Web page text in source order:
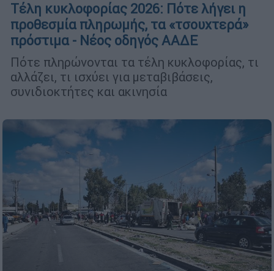
Τέλη κυκλοφορίας 2026: Πότε λήγει η
προθεσμία πληρωμής, τα «τσουχτερά»
πρόστιμα - Νέος οδηγός ΑΑΔΕ
Πότε πληρώνονται τα τέλη κυκλοφορίας, τι
αλλάζει, τι ισχύει για μεταβιβάσεις,
συνιδιοκτήτες και ακινησία